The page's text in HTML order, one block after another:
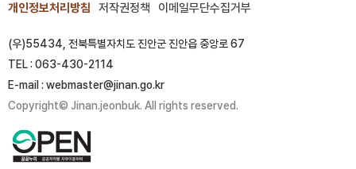
개인정보처리방침 저작권정책 이메일무단수집거부
(우)55434, 전북특별자치도 진안군 진안읍 중앙로 67
TEL : 063-430-2114
E-mail : webmaster@jinan.go.kr
Copyright© Jinan.jeonbuk. All rights reserved.